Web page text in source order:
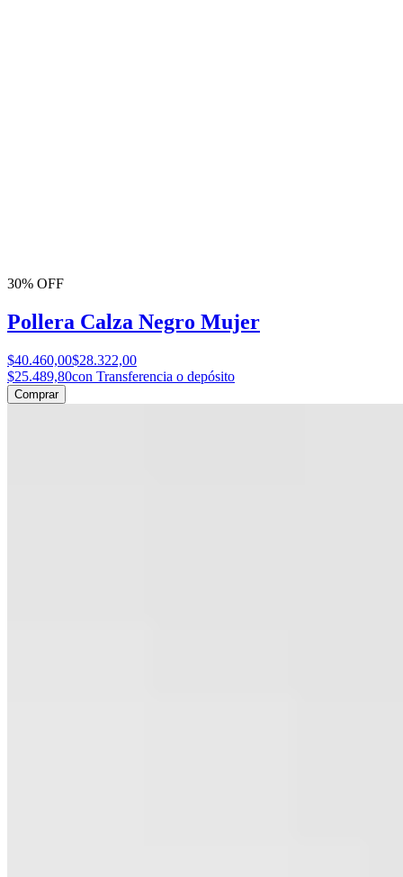
30% OFF
Pollera Calza Negro Mujer
$40.460,00$28.322,00
$25.489,80con Transferencia o depósito
Comprar